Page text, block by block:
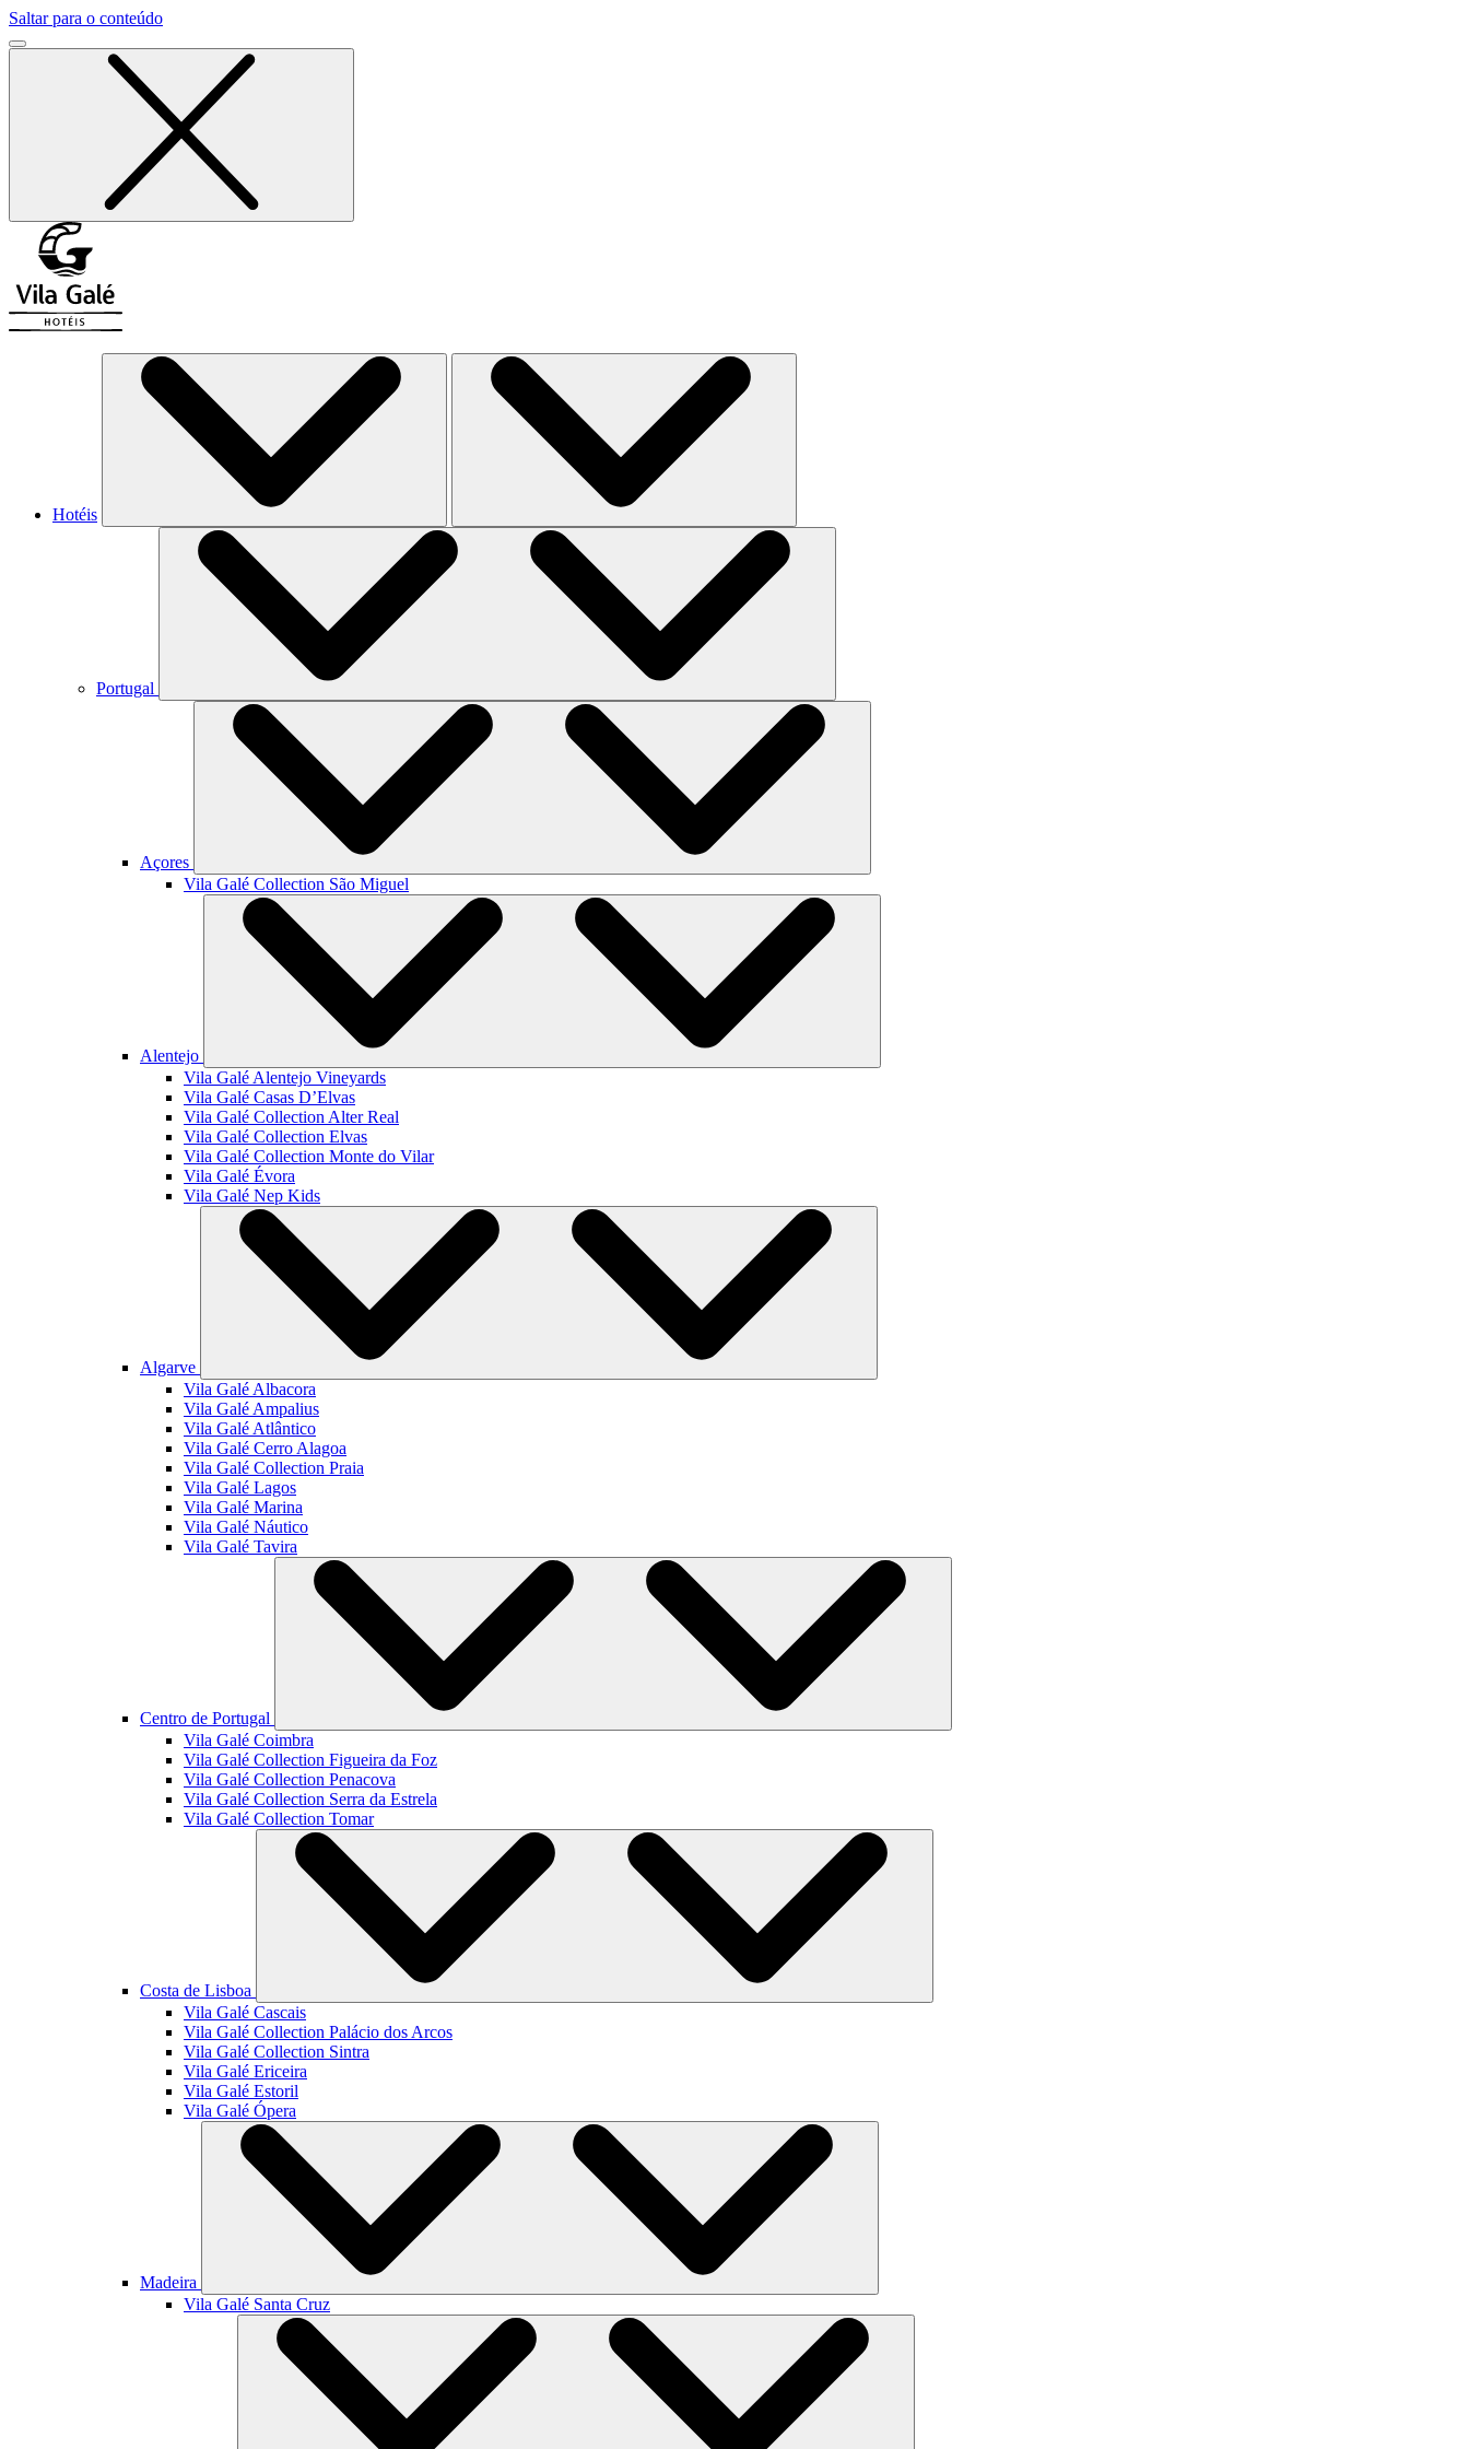
Saltar para o conteúdo
Hotéis
Portugal
Açores
Vila Galé Collection São Miguel
Alentejo
Vila Galé Alentejo Vineyards
Vila Galé Casas D’Elvas
Vila Galé Collection Alter Real
Vila Galé Collection Elvas
Vila Galé Collection Monte do Vilar
Vila Galé Évora
Vila Galé Nep Kids
Algarve
Vila Galé Albacora
Vila Galé Ampalius
Vila Galé Atlântico
Vila Galé Cerro Alagoa
Vila Galé Collection Praia
Vila Galé Lagos
Vila Galé Marina
Vila Galé Náutico
Vila Galé Tavira
Centro de Portugal
Vila Galé Coimbra
Vila Galé Collection Figueira da Foz
Vila Galé Collection Penacova
Vila Galé Collection Serra da Estrela
Vila Galé Collection Tomar
Costa de Lisboa
Vila Galé Cascais
Vila Galé Collection Palácio dos Arcos
Vila Galé Collection Sintra
Vila Galé Ericeira
Vila Galé Estoril
Vila Galé Ópera
Madeira
Vila Galé Santa Cruz